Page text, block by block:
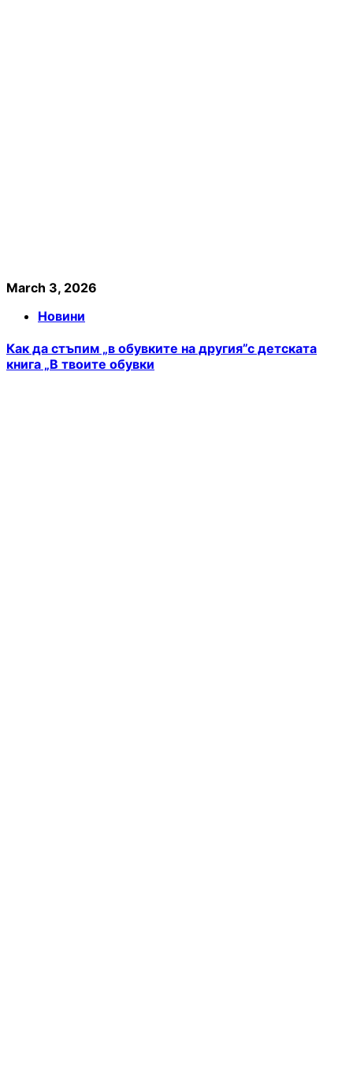
March 3, 2026
Новини
Как да стъпим „в обувките на другия”с детската
книга „В твоите обувки